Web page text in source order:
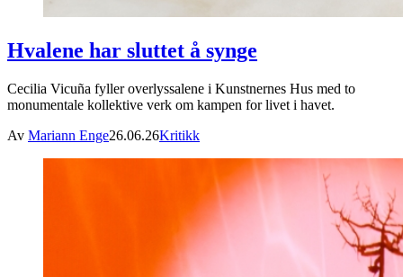
Hvalene har sluttet å synge
Cecilia Vicuña fyller overlyssalene i Kunstnernes Hus med to
monumentale kollektive verk om kampen for livet i havet.
Av Mariann Enge26.06.26Kritikk